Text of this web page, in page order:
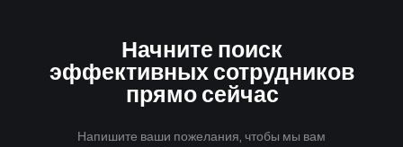
Начните поиск
эффективных сотрудников
прямо сейчас
Напишите ваши пожелания, чтобы мы вам